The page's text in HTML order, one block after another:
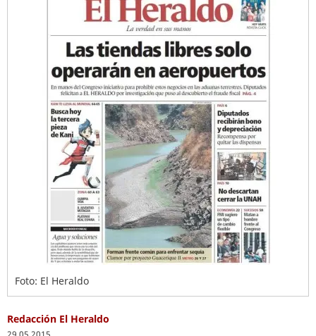
Foto: El Heraldo
Redacción El Heraldo